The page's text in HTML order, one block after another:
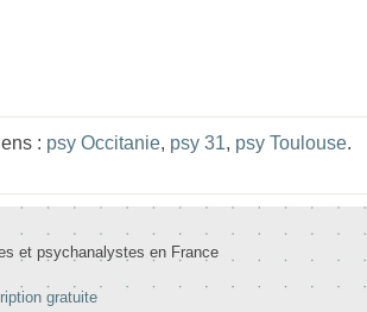
: psy Occitanie, psy 31, psy Toulouse.
et psychanalystes en France
gratuite